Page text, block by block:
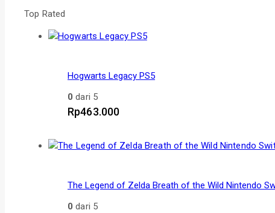
Top Rated
Hogwarts Legacy PS5
0 dari 5
Rp463.000
The Legend of Zelda Breath of the Wild Nintendo
0 dari 5